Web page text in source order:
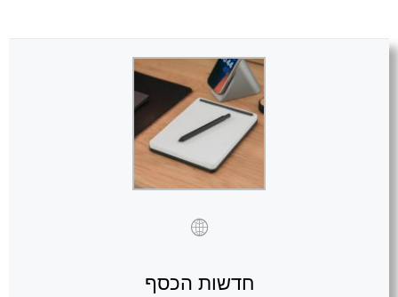
חדשות הכסף